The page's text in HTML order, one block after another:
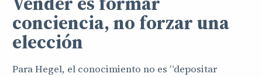
conciencia, no forzar una
elección
Para Hegel, el conocimiento no es “depositar